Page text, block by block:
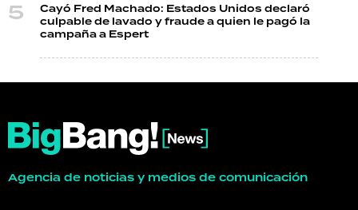
Cayó Fred Machado: Estados Unidos declaró
culpable de lavado y fraude a quien le pagó la
campaña a Espert
Agencia de noticias y medios de comunicación